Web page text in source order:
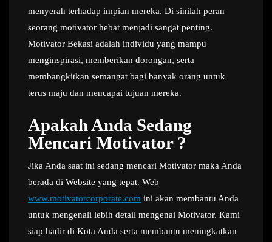
menyerah terhadap impian mereka. Di sinilah peran
seorang motivator hebat menjadi sangat penting.
Motivator Bekasi adalah individu yang mampu
menginspirasi, memberikan dorongan, serta
membangkitkan semangat bagi banyak orang untuk
terus maju dan mencapai tujuan mereka.
Apakah Anda Sedang
Mencari Motivator ?
Jika Anda saat ini sedang mencari Motivator maka Anda
berada di Website yang tepat. Web
www.motivatorcorporate.com ini akan membantu Anda
untuk mengenali lebih detail mengenai Motivator. Kami
siap hadir di Kota Anda serta membantu meningkatkan